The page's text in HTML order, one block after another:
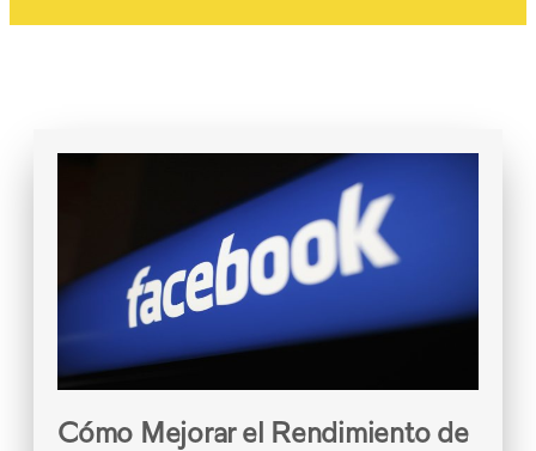
Cómo Mejorar el Rendimiento de